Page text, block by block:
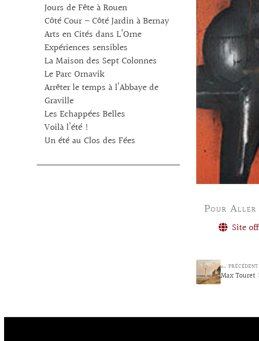
Jours de Fête à Rouen
Côté Cour – Côté Jardin à Bernay
Arts en Cités dans L’Orne
Expériences sensibles
La Maison des Sept Colonnes
Le Parc Ornavik
Arrêter le temps à l’Abbaye de
Graville
Les Echappées Belles
Voilà l’été !
Un été au Clos des Fées
Pour Aller
Site
← PRÉCÉDENT
Max Touret